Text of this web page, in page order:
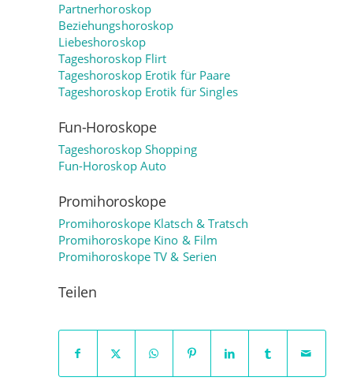
Partnerhoroskop
Beziehungshoroskop
Liebeshoroskop
Tageshoroskop Flirt
Tageshoroskop Erotik für Paare
Tageshoroskop Erotik für Singles
Fun-Horoskope
Tageshoroskop Shopping
Fun-Horoskop Auto
Promihoroskope
Promihoroskope Klatsch & Tratsch
Promihoroskope Kino & Film
Promihoroskope TV & Serien
Teilen